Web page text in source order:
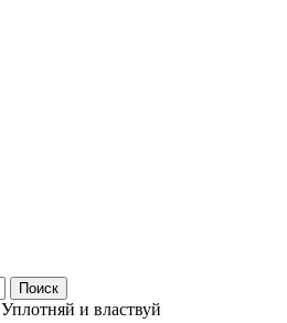
Уплотняй и властвуй